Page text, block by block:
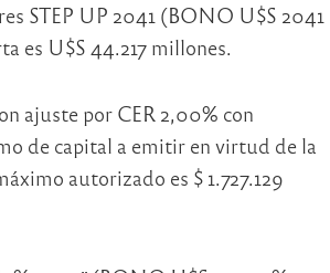
STEP UP 2041 (BONO U$S 2041
es U$S 44.217 millones.
ajuste por CER 2,00% con
de capital a emitir en virtud de la
autorizado es $ 1.727.129